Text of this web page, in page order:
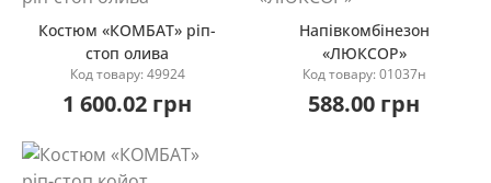
Костюм «КОМБАТ» ріп-
стоп олива
Код товару: 49924
1 600.02 грн
Напівкомбінезон
«ЛЮКСОР»
Код товару: 01037н
588.00 грн